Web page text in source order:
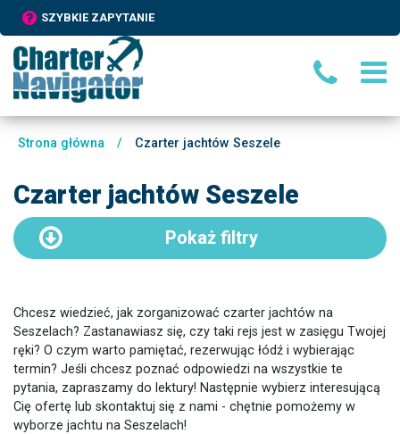
SZYBKIE ZAPYTANIE
Strona główna / Czarter jachtów Seszele
Czarter jachtów Seszele
Pokaż filtry
Chcesz wiedzieć, jak zorganizować czarter jachtów na
Seszelach? Zastanawiasz się, czy taki rejs jest w zasięgu Twojej
ręki? O czym warto pamiętać, rezerwując łódź i wybierając
termin? Jeśli chcesz poznać odpowiedzi na wszystkie te
pytania, zapraszamy do lektury! Następnie wybierz interesującą
Cię ofertę lub skontaktuj się z nami - chętnie pomożemy w
wyborze jachtu na Seszelach!